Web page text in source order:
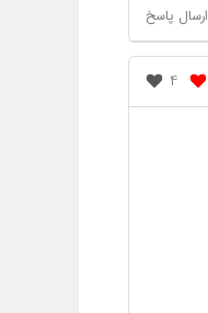
ارسال پاسخ
4